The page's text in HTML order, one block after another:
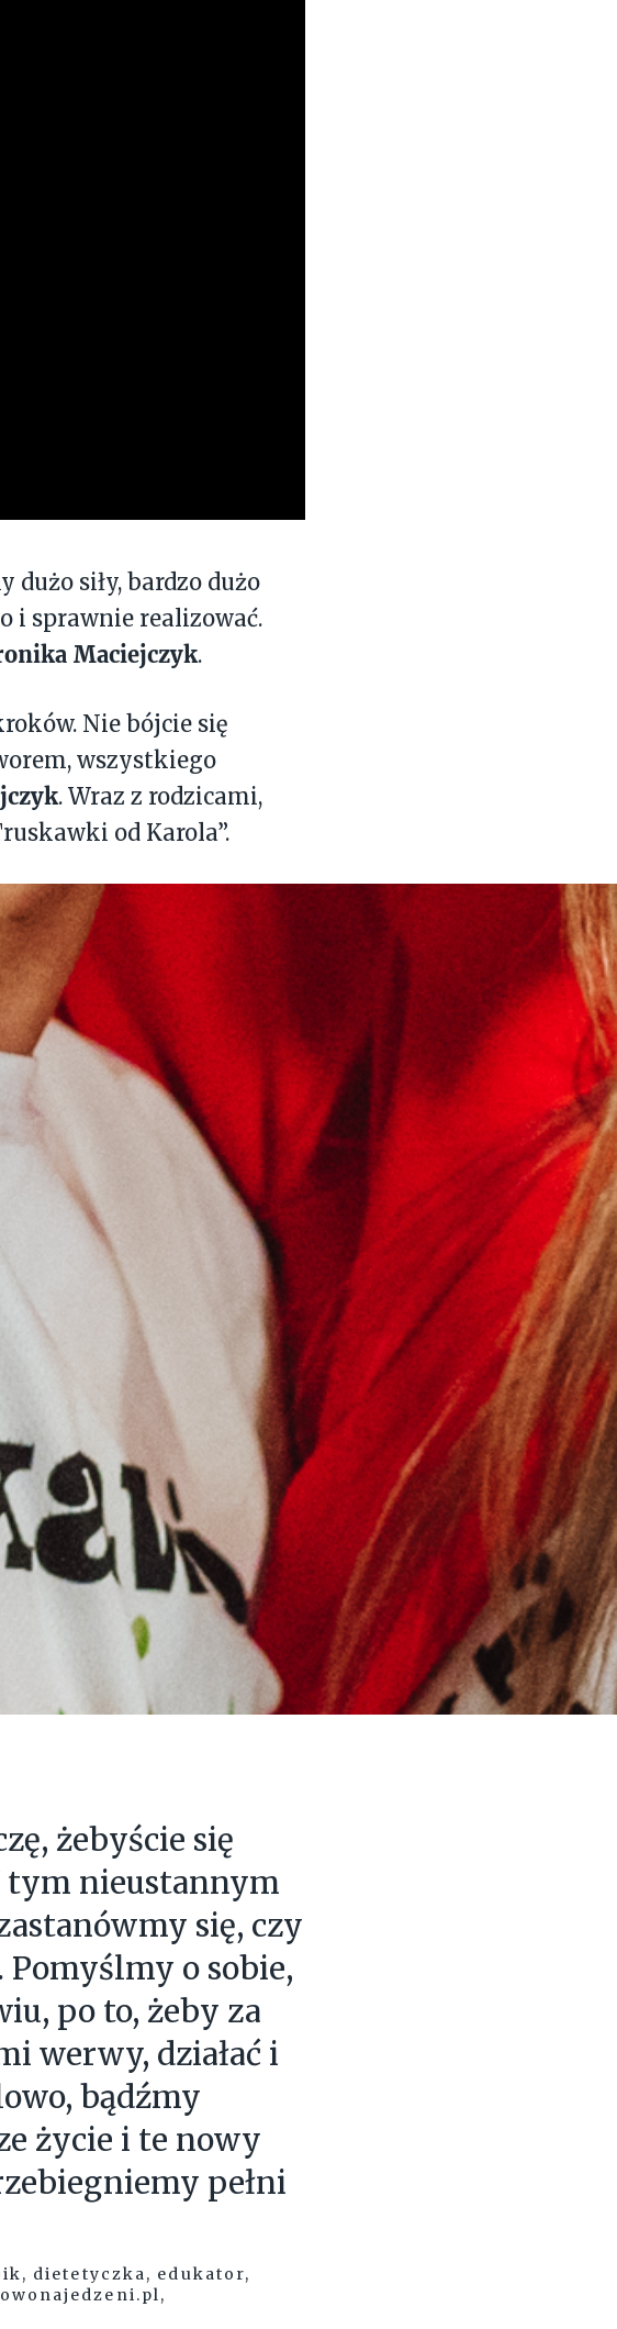
siły, bardzo dużo
i sprawnie realizować.
Maciejczyk.
Nie bójcie się
wszystkiego
. Wraz z rodzicami,
od Karola”.
żebyście się
tym nieustannym
się, czy
o sobie,
po to, żeby za
werwy, działać i
bądźmy
życie i te nowy
pełni
dietetyczka, edukator,